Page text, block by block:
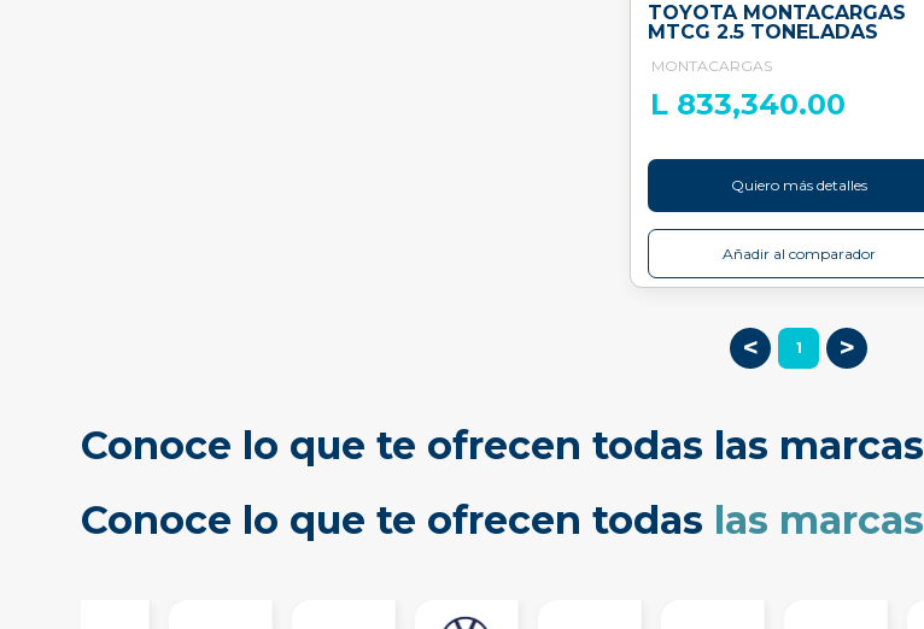
TOYOTA MONTACARGAS
MTCG 2.5 TONELADAS
MONTACARGAS
L 833,340.00
Quiero más detalles
Añadir al comparador
< 1 >
Conoce lo que te ofrecen todas las marcas
Conoce lo que te ofrecen todas las marcas